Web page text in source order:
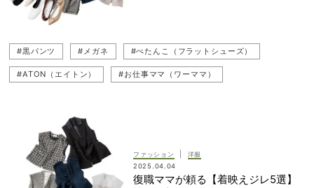
#黒パンツ #メガネ #ぺたんこ（フラットシューズ）
#ATON（エイトン） #お仕事ママ（ワーママ）
#通勤コーデ #steppi（ステッピ）
#CURENSOLOGY（カレンソロジー）
ファッション
洋服
2025.04.04
復職ママが頼る【着映えジレ5選】